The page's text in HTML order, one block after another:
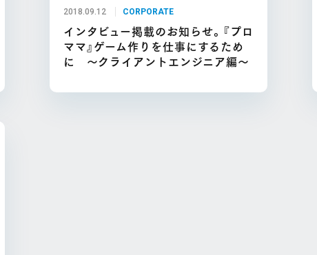
2018.09.12 CORPORATE
インタビュー掲載のお知らせ。『プロ
ママ』ゲーム作りを仕事にするため
に ～クライアントエンジニア編～